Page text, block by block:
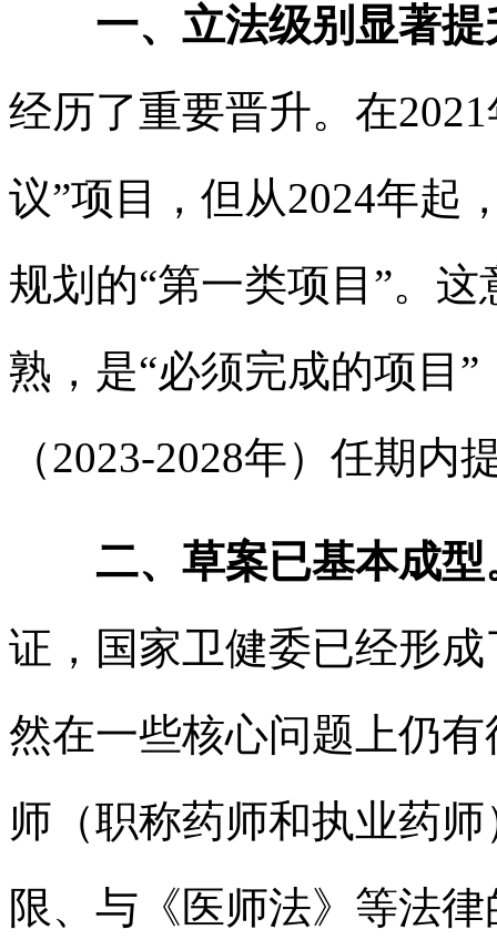
一、立法级别显著提
经历了重要晋升。在
议”项目，但从2024年起
规划的“第一类项目”。
熟，是“必须完成的项目
（2023-2028年）任期内
二、草案已基本成型
证，国家卫健委已经形
然在一些核心问题上仍
师（职称药师和执业药
限、与《医师法》等法